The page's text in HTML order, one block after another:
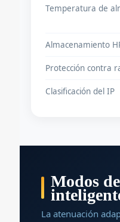
Temperatura de
Almacenamiento
Protección contra
Clasificación del IP
Modos
La atenuación